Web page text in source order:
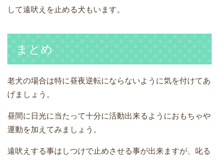
して遠吠えを止める犬もいます。
まとめ
老犬の場合は特に昼夜逆転にならないように気を付けてあ
げましょう。
昼間に日光に当たって十分に活動出来るようにおもちゃや
運動を加えてみましょう。
遠吠えする事はしつけで止めさせる事が出来ますが、叱る